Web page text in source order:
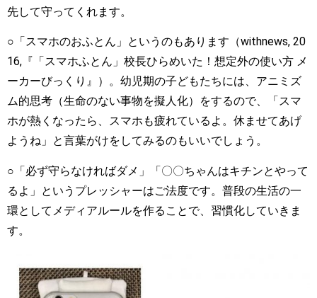
先して守ってくれます。
○「スマホのおふとん」というのもあります（withnews, 20
16,『「スマホふとん」校長ひらめいた！想定外の使い方 メ
ーカーびっくり』）。幼児期の子どもたちには、アニミズ
ム的思考（生命のない事物を擬人化）をするので、「スマ
ホが熱くなったら、スマホも疲れているよ。休ませてあげ
ようね」と言葉がけをしてみるのもいいでしょう。
○「必ず守らなければダメ」「〇〇ちゃんはキチンとやって
るよ」というプレッシャーはご法度です。普段の生活の一
環としてメディアルールを作ることで、習慣化していきま
す。